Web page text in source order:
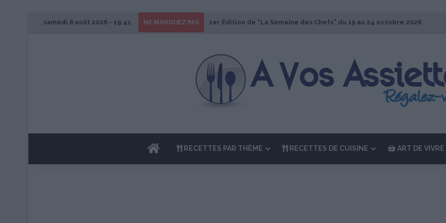
samedi 8 août 2026 - 19:41 NE MANQUEZ PAS 1er Édition de “La Semaine des Chefs” du 19 au 24 octobre 2026
ACCUEILRECETTES PAR THÈME RECETTES DE CUISINE ART DE VIVRE